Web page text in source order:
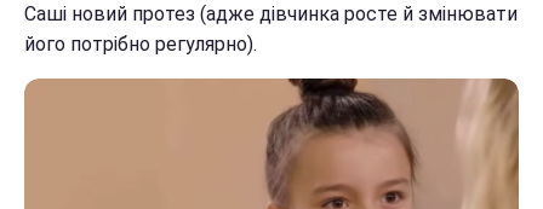
Саші новий протез (адже дівчинка росте й змінювати
його потрібно регулярно).